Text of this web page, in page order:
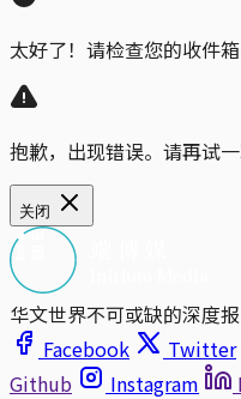
太好了！请检查您的收件箱
抱歉，出现错误。请再试一
关闭
华文世界不可或缺的深度
Facebook
Twitter
Github
Instagram